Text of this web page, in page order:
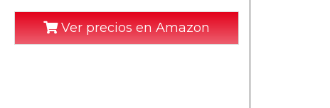
Ver precios en Amazon